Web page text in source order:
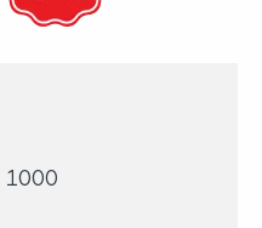
1000